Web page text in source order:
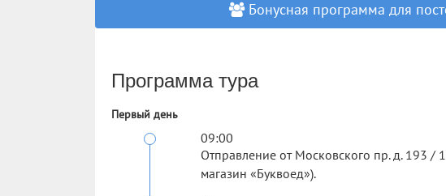
Бонусная программа для
Программа тура
Первый день
09:00
Отправление от Московского пр. д. 193 /
магазин «Буквоед»).